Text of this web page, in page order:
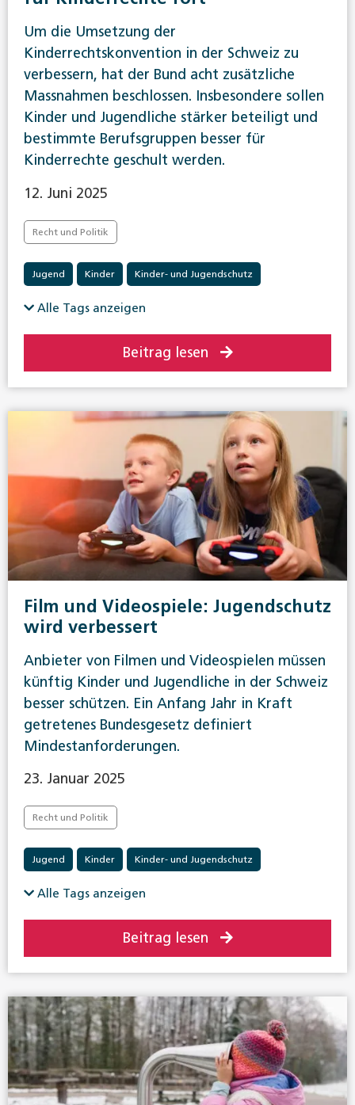
Um die Umsetzung der
Kinderrechtskonvention in der Schweiz zu
verbessern, hat der Bund acht zusätzliche
Massnahmen beschlossen. Insbesondere sollen
Kinder und Jugendliche stärker beteiligt und
bestimmte Berufsgruppen besser für
Kinderrechte geschult werden.
12. Juni 2025
Recht und Politik
Jugend Kinder Kinder- und Jugendschutz
Alle Tags anzeigen
Beitrag lesen
Film und Videospiele: Jugendschutz
wird verbessert
Anbieter von Filmen und Videospielen müssen
künftig Kinder und Jugendliche in der Schweiz
besser schützen. Ein Anfang Jahr in Kraft
getretenes Bundesgesetz definiert
Mindestanforderungen.
23. Januar 2025
Recht und Politik
Jugend Kinder Kinder- und Jugendschutz
Alle Tags anzeigen
Beitrag lesen